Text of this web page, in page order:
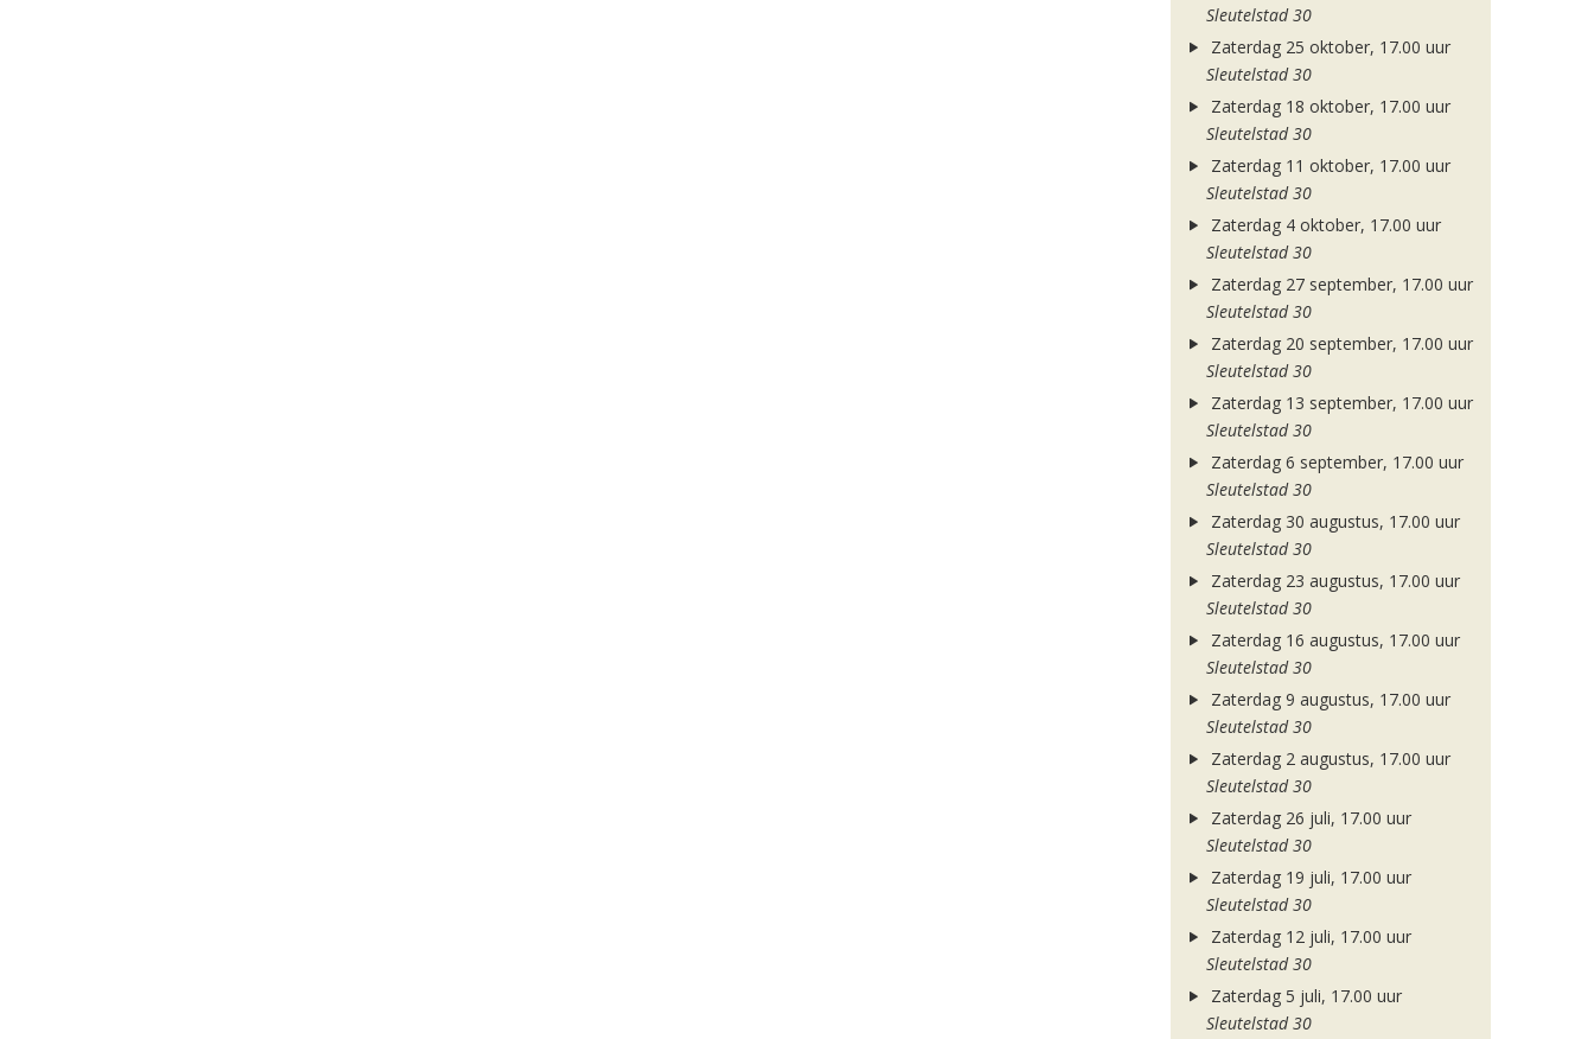
Sleutelstad 30
Zaterdag 25 oktober, 17.00 uur
Sleutelstad 30
Zaterdag 18 oktober, 17.00 uur
Sleutelstad 30
Zaterdag 11 oktober, 17.00 uur
Sleutelstad 30
Zaterdag 4 oktober, 17.00 uur
Sleutelstad 30
Zaterdag 27 september, 17.00 uur
Sleutelstad 30
Zaterdag 20 september, 17.00 uur
Sleutelstad 30
Zaterdag 13 september, 17.00 uur
Sleutelstad 30
Zaterdag 6 september, 17.00 uur
Sleutelstad 30
Zaterdag 30 augustus, 17.00 uur
Sleutelstad 30
Zaterdag 23 augustus, 17.00 uur
Sleutelstad 30
Zaterdag 16 augustus, 17.00 uur
Sleutelstad 30
Zaterdag 9 augustus, 17.00 uur
Sleutelstad 30
Zaterdag 2 augustus, 17.00 uur
Sleutelstad 30
Zaterdag 26 juli, 17.00 uur
Sleutelstad 30
Zaterdag 19 juli, 17.00 uur
Sleutelstad 30
Zaterdag 12 juli, 17.00 uur
Sleutelstad 30
Zaterdag 5 juli, 17.00 uur
Sleutelstad 30